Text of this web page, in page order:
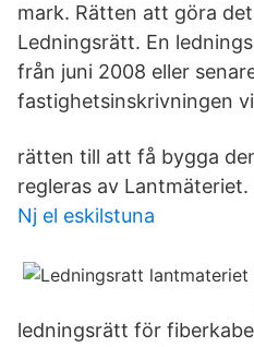
mark. Rätten att göra
Ledningsrätt. En
från juni 2008 eller
fastighetsinskrivningen
rätten till att få bygga
regleras av Lantmäteriet.
Nj el eskilstuna
ledningsrätt för